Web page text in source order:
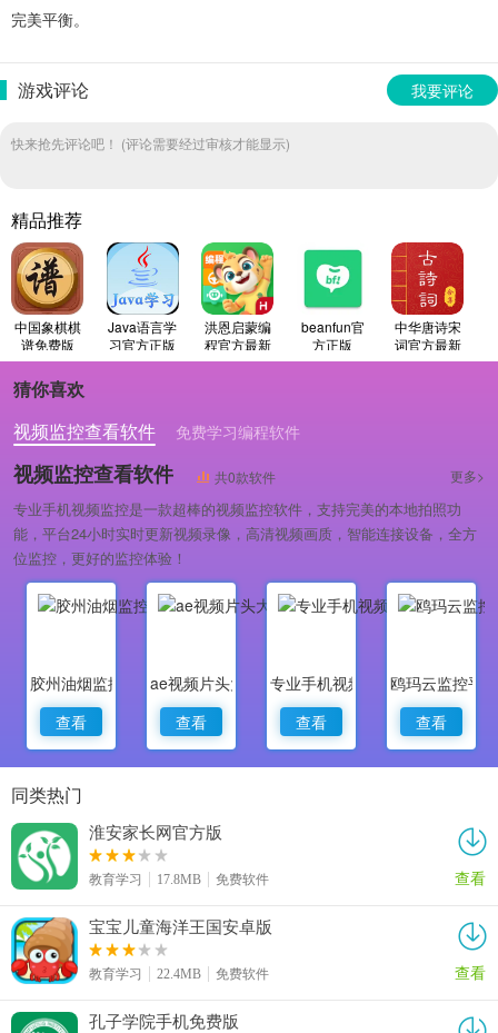
完美平衡。
游戏评论 我要评论
快来抢先评论吧！ (评论需要经过审核才能显示)
精品推荐
中国象棋棋
谱免费版
Java语言学
习官方正版
洪恩启蒙编
程官方最新
版
beanfun官
方正版
中华唐诗宋
词官方最新
版
猜你喜欢
视频监控查看软件
免费学习编程软件
专业做婚礼策划的软件
视频监控查看软件 共0款软件 更多>
专业手机视频监控是一款超棒的视频监控软件，支持完美的本地拍照功
能，平台24小时实时更新视频录像，高清视频画质，智能连接设备，全方
位监控，更好的监控体验！
胶州油烟监控
查看
ae视频片头大师
查看
专业手机视频监控
查看
鸥玛云监控平
查看
同类热门
淮安家长网官方版
教育学习 17.8MB 免费软件 查看
宝宝儿童海洋王国安卓版
教育学习 22.4MB 免费软件 查看
孔子学院手机免费版